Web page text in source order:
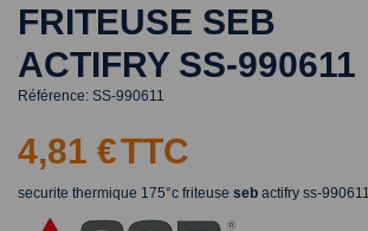
FRITEUSE SEB
ACTIFRY SS-990611
Référence: SS-990611
4,81 €TTC
securite thermique 175°c friteuse seb actifry ss-990611